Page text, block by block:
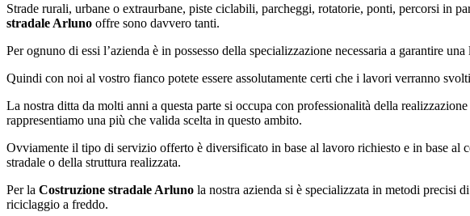
Strade rurali, urbane o extraurbane, piste ciclabili, parcheggi, rotatorie, ponti, percorsi in
stradale Arluno offre sono davvero tanti.
Per ognuno di essi l’azienda è in possesso della specializzazione necessaria a garantire
Quindi con noi al vostro fianco potete essere assolutamente certi che i lavori verranno
La nostra ditta da molti anni a questa parte si occupa con professionalità della
rappresentiamo una più che valida scelta in questo ambito.
Ovviamente il tipo di servizio offerto è diversificato in base al lavoro richiesto e in base al
stradale o della struttura realizzata.
Per la Costruzione stradale Arluno la nostra azienda si è specializzata in metodi precisi
riciclaggio a freddo.